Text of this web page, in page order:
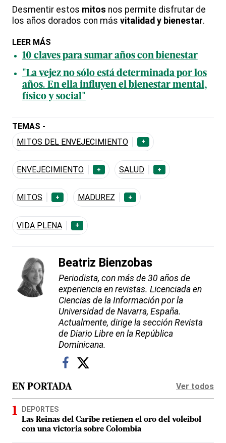
Desmentir estos mitos nos permite disfrutar de
los años dorados con más vitalidad y bienestar.
LEER MÁS
10 claves para sumar años con bienestar
"La vejez no sólo está determinada por los
años. En ella influyen el bienestar mental,
físico y social"
TEMAS -
MITOS DEL ENVEJECIMIENTO
+
ENVEJECIMIENTO + SALUD +
MITOS + MADUREZ +
VIDA PLENA +
Beatriz Bienzobas
Periodista, con más de 30 años de
experiencia en revistas. Licenciada en
Ciencias de la Información por la
Universidad de Navarra, España.
Actualmente, dirige la sección Revista
de Diario Libre en la República
Dominicana.
EN PORTADA Ver todos
DEPORTES
Las Reinas del Caribe retienen el oro del voleibol
con una victoria sobre Colombia